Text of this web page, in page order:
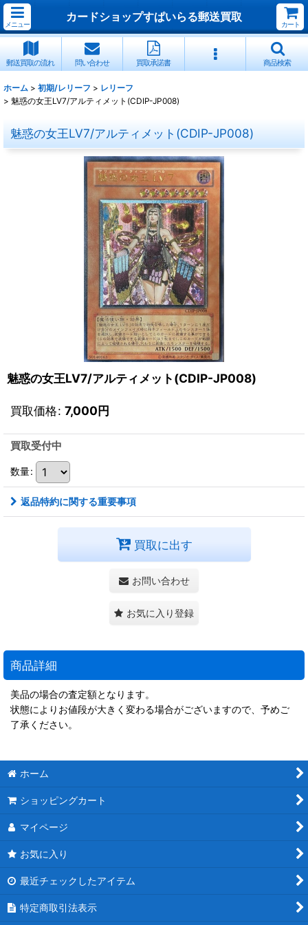
メニュー
カードショップすぱいらる郵送買取
カート
郵送買取の流れ 問い合わせ 買取承諾書 商品検索
ホーム > 初期/レリーフ > レリーフ
> 魅惑の女王LV7/アルティメット(CDIP-JP008)
魅惑の女王LV7/アルティメット(CDIP-JP008)
魅惑の女王LV7/アルティメット(CDIP-JP008)
買取価格: 7,000円
買取受付中
数量:
返品特約に関する重要事項
買取に出す
お問い合わせ
お気に入り登録
商品詳細
美品の場合の査定額となります。
状態によりお値段が大きく変わる場合がございますので、予めご
了承ください。
ホーム
ショッピングカート
マイページ
お気に入り
最近チェックしたアイテム
特定商取引法表示